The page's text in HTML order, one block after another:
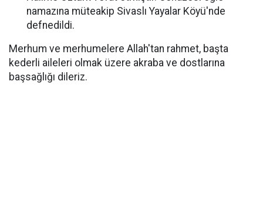
namazına müteakip Sivaslı Yayalar Köyü'nde
defnedildi.
Merhum ve merhumelere Allah'tan rahmet, başta
kederli aileleri olmak üzere akraba ve dostlarına
başsağlığı dileriz.